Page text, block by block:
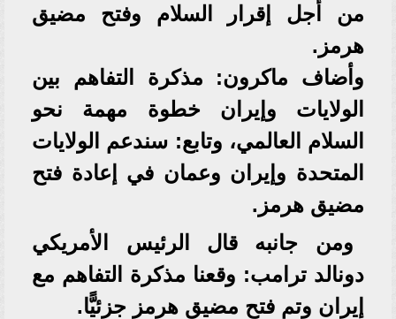
من أجل إقرار السلام وفتح مضيق
هرمز.
وأضاف ماكرون: مذكرة التفاهم بين
الولايات وإيران خطوة مهمة نحو
السلام العالمي، وتابع: سندعم الولايات
المتحدة وإيران وعمان في إعادة فتح
مضيق هرمز.
ومن جانبه قال الرئيس الأمريكي
دونالد ترامب: وقعنا مذكرة التفاهم مع
إيران وتم فتح مضيق هرمز جزئيًّا.